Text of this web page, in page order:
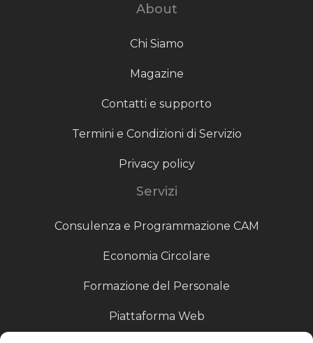
About
Chi Siamo
Magazine
Contatti e supporto
Termini e Condizioni di Servizio
Privacy policy
Servizi
Consulenza e Programmazione CAM
Economia Circolare
Formazione del Personale
Piattaforma Web